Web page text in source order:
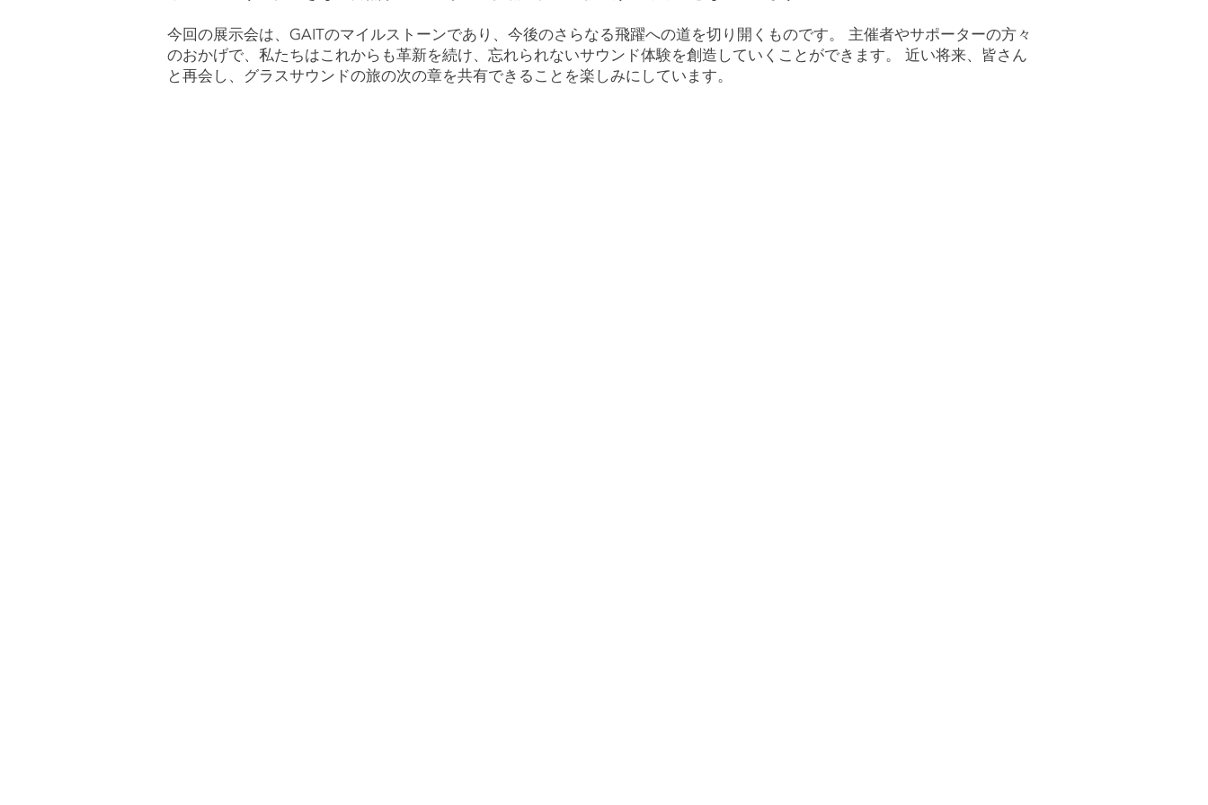
今回の展示会は、GAITのマイルストーンであり、今後のさらなる飛躍への道を切り開くものです。 主催者やサポーターの方々
のおかげで、私たちはこれからも革新を続け、忘れられないサウンド体験を創造していくことができます。 近い将来、皆さん
と再会し、グラスサウンドの旅の次の章を共有できることを楽しみにしています。